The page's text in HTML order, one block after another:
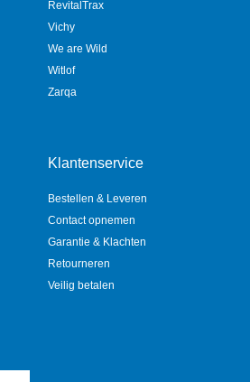
RevitalTrax
Vichy
We are Wild
Witlof
Zarqa
Klantenservice
Bestellen & Leveren
Contact opnemen
Garantie & Klachten
Retourneren
Veilig betalen